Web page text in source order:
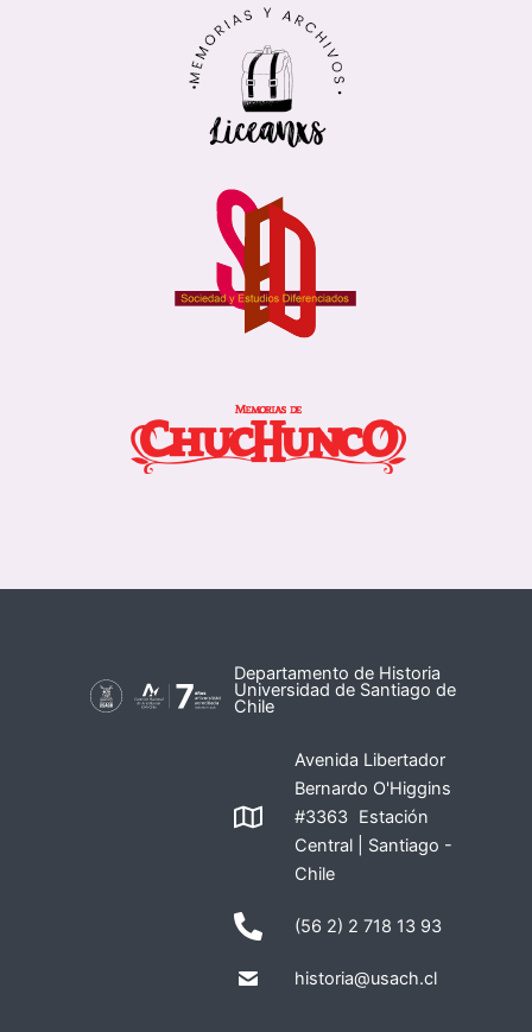
Departamento de Historia
Universidad de Santiago de
Chile
Avenida Libertador
Bernardo O'Higgins
#3363 Estación
Central | Santiago -
Chile
(56 2) 2 718 13 93
historia@usach.cl